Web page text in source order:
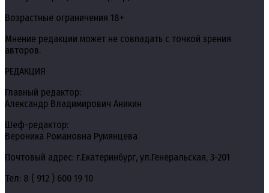
Возрастные ограничения 18+
Мнение редакции может не совпадать с точкой зрения
авторов.
РЕДАКЦИЯ
Главный редактор:
Александр Владимирович Аникин
Шеф-редактор:
Вероника Романовна Румянцева
Почтовый адрес: г.Екатеринбург, ул.Генеральская, 3-201
Тел: 8 ( 912 ) 600 19 10